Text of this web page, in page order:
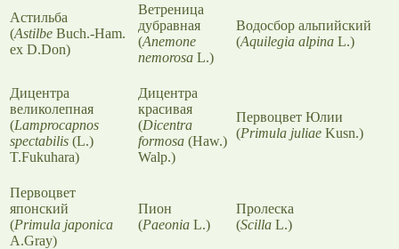
Астильба
(Astilbe Buch.-Ham.
ex D.Don)
Ветреница
дубравная
(Anemone
nemorosa L.)
Водосбор альпийский
(Aquilegia alpina L.)
Дицентра
великолепная
(Lamprocapnos
spectabilis (L.)
T.Fukuhara)
Дицентра
красивая
(Dicentra
formosa (Haw.)
Walp.)
Первоцвет Юлии
(Primula juliae Kusn.)
Первоцвет
японский
(Primula japonica
A.Gray)
Пион
(Paeonia L.)
Пролеска
(Scilla L.)